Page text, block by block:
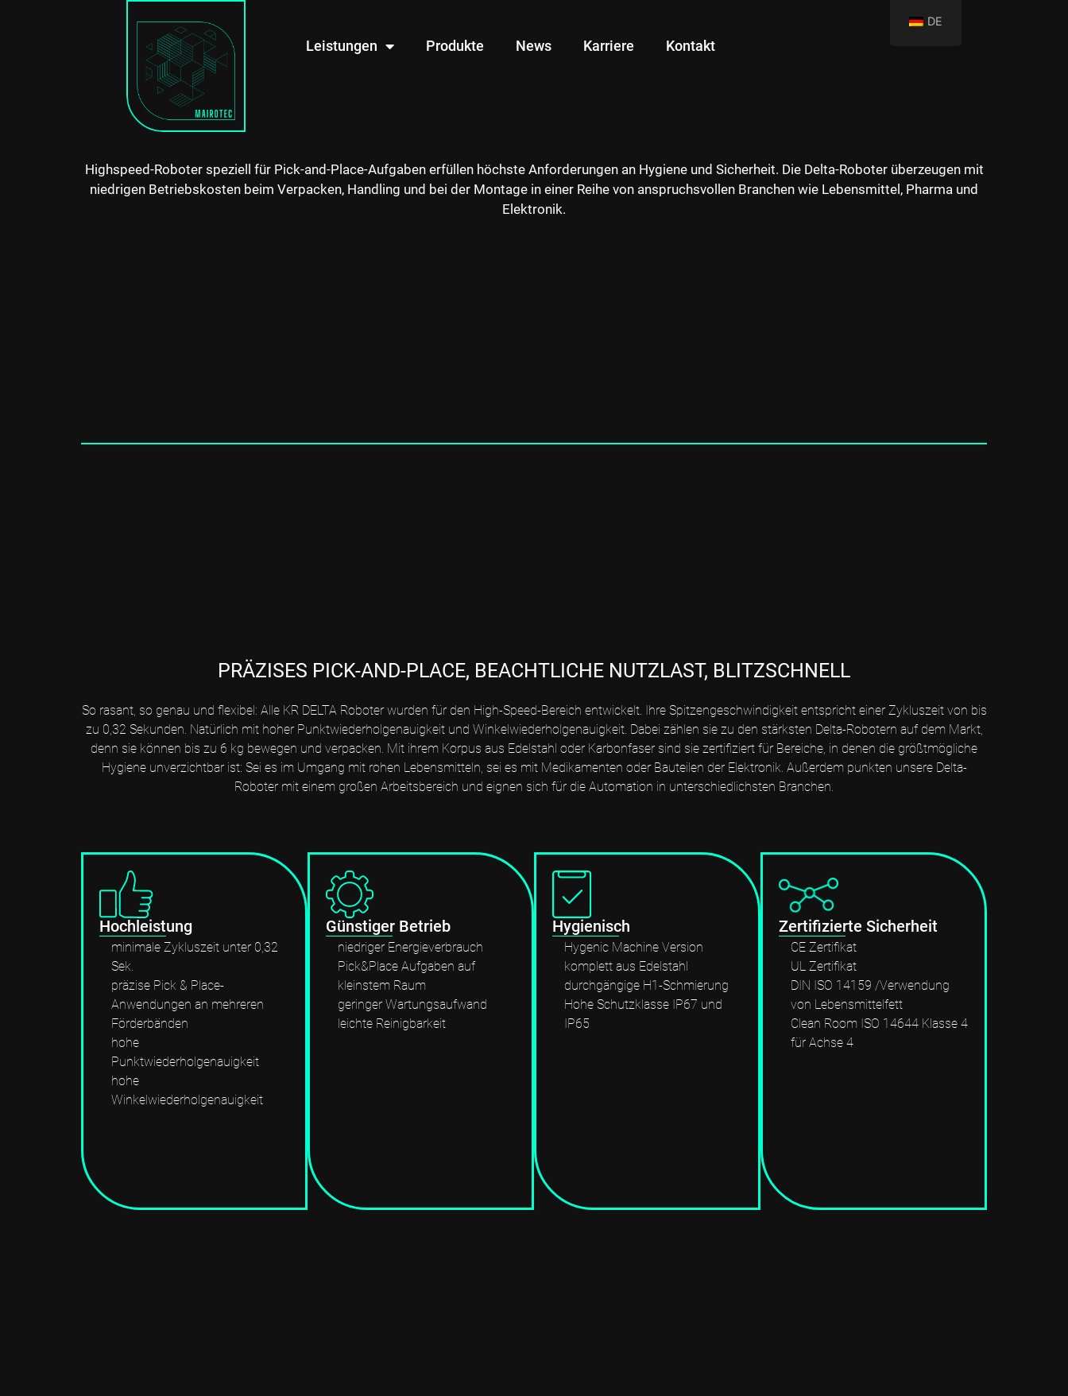
Leistungen Produkte News Karriere Kontakt
Highspeed-Roboter speziell für Pick-and-Place-Aufgaben erfüllen höchste Anforderungen an Hygiene und Sicherheit. Die Delta-Roboter überzeugen mit
niedrigen Betriebskosten beim Verpacken, Handling und bei der Montage in einer Reihe von anspruchsvollen Branchen wie Lebensmittel, Pharma und
Elektronik.
PRÄZISES PICK-AND-PLACE, BEACHTLICHE NUTZLAST, BLITZSCHNELL
So rasant, so genau und flexibel: Alle KR DELTA Roboter wurden für den High-Speed-Bereich entwickelt. Ihre Spitzengeschwindigkeit entspricht einer Zykluszeit von bis
zu 0,32 Sekunden. Natürlich mit hoher Punktwiederholgenauigkeit und Winkelwiederholgenauigkeit. Dabei zählen sie zu den stärksten Delta-Robotern auf dem Markt,
denn sie können bis zu 6 kg bewegen und verpacken. Mit ihrem Korpus aus Edelstahl oder Karbonfaser sind sie zertifiziert für Bereiche, in denen die größtmögliche
Hygiene unverzichtbar ist: Sei es im Umgang mit rohen Lebensmitteln, sei es mit Medikamenten oder Bauteilen der Elektronik. Außerdem punkten unsere Delta-
Roboter mit einem großen Arbeitsbereich und eignen sich für die Automation in unterschiedlichsten Branchen.
Hochleistung
minimale Zykluszeit unter 0,32
Sek.
präzise Pick & Place-
Anwendungen an mehreren
Förderbänden
hohe
Punktwiederholgenauigkeit
hohe
Winkelwiederholgenauigkeit
Günstiger Betrieb
niedriger Energieverbrauch
Pick&Place Aufgaben auf
kleinstem Raum
geringer Wartungsaufwand
leichte Reinigbarkeit
Hygienisch
Hygenic Machine Version
komplett aus Edelstahl
durchgängige H1-Schmierung
Hohe Schutzklasse IP67 und
IP65
Zertifizierte Sicherheit
CE Zertifikat
UL Zertifikat
DIN ISO 14159 /Verwendung
von Lebensmittelfett
Clean Room ISO 14644 Klasse 4
für Achse 4
DE